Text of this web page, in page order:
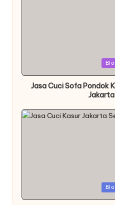
Jasa Cuci Sofa Pondok